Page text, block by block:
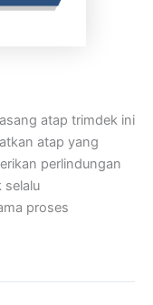
atap trimdek ini
atap yang
perlindungan
selalu
proses